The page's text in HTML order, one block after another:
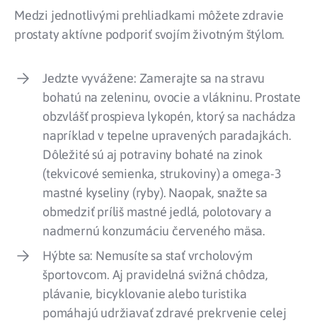
Medzi jednotlivými prehliadkami môžete zdravie
prostaty aktívne podporiť svojím životným štýlom.
Jedzte vyvážene: Zamerajte sa na stravu
bohatú na zeleninu, ovocie a vlákninu. Prostate
obzvlášť prospieva lykopén, ktorý sa nachádza
napríklad v tepelne upravených paradajkách.
Dôležité sú aj potraviny bohaté na zinok
(tekvicové semienka, strukoviny) a omega-3
mastné kyseliny (ryby). Naopak, snažte sa
obmedziť príliš mastné jedlá, polotovary a
nadmernú konzumáciu červeného mäsa.
Hýbte sa: Nemusíte sa stať vrcholovým
športovcom. Aj pravidelná svižná chôdza,
plávanie, bicyklovanie alebo turistika
pomáhajú udržiavať zdravé prekrvenie celej